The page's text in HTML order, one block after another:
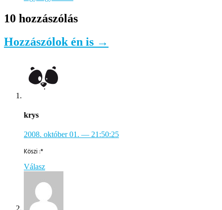
10 hozzászólás
Hozzászólok én is →
krys
2008. október 01. — 21:50:25
Köszi :*
Válasz